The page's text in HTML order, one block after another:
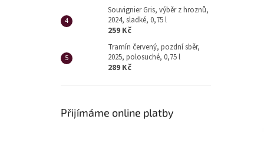
Souvignier Gris, výběr z hroznů,
2024, sladké, 0,75 l
259 Kč
Tramín červený, pozdní sběr,
2025, polosuché, 0,75 l
289 Kč
Přijímáme online platby